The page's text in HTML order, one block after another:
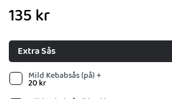
135 kr
Extra Sås
Mild Kebabsås (på) +
20kr